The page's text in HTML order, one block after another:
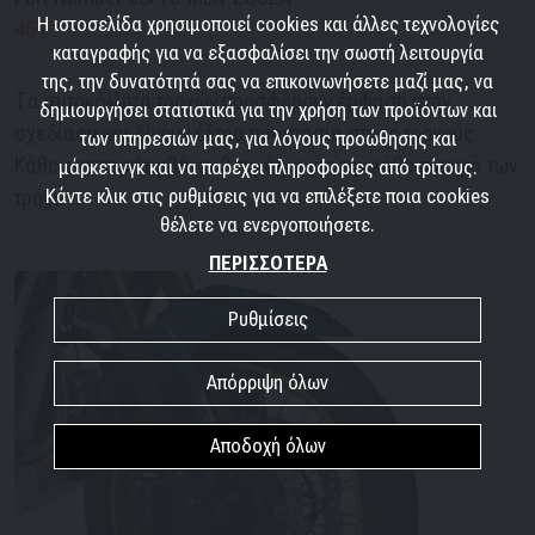
46 €
Τα αυτοκόλλητα τροχών προσφέρουν έμφαση στην
σχεδίαση και δίνουν έξτρα προστασία στους τροχούς.
Κάθε σετ περιλαμβάνει 2 τεμάχια για την κάθε πλευρά των
τροχών.
Η ιστοσελίδα χρησιμοποιεί cookies και άλλες τεχνολογίες
καταγραφής για να εξασφαλίσει την σωστή λειτουργία
της, την δυνατότητά σας να επικοινωνήσετε μαζί μας, να
δημιουργήσει στατιστικά για την χρήση των προϊόντων και
των υπηρεσιών μας, για λόγους προώθησης και
μάρκετινγκ και να παρέχει πληροφορίες από τρίτους.
Κάντε κλικ στις ρυθμίσεις για να επιλέξετε ποια cookies
θέλετε να ενεργοποιήσετε.
ΠΕΡΙΣΣΟΤΕΡΑ
Ρυθμίσεις
Απόρριψη όλων
Αποδοχή όλων